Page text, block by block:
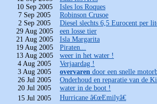
10 Sep 2005
Isles los Roques
7 Sep 2005
Robinson Crusoe
2 Sep 2005
Diesel slechts 6,5 Eurocent per
29 Aug 2005
een losse tier
21 Aug 2005
Isla Margarita
19 Aug 2005
Piraten...
13 Aug 2005
weer in het water !
4 Aug 2005
Verjaardag !
3 Aug 2005
overvaren door een snelle
26 Jul 2005
Onderhoud en reparatie van de
20 Jul 2005
water in de boot !
15 Jul 2005
Hurricane â€œEmilyâ€